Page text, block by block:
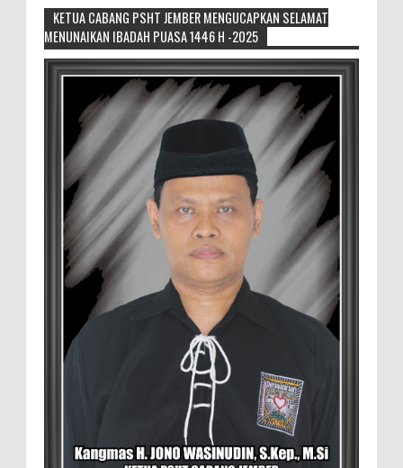
Sikapi Overproduksi Panen Selada, Petani
Muda Hidroponik Ikuti Pelatihan
Manajemen Budidaya dan Tata Kelola
Pasar
Setelah Pelatihan Diwilayah Ambulu Foto Bersama
MEMOPOS.co.id, Jember - Trend pertanian urban saat ini
menjadi pilihan generasi muda untuk ...
Sambut penilaian Akreditasi
RSD.dr.Soebandi Bagikan Sembako Kepada
Warga Sekitar
Suasana ceriah terlihat di raut keluarga
besar RSD.dr.Soebandi Jember saat melakukan kegiatan
rutin senam pagi, setelah senam dilanjutkan pe...
Pemilik Lahan Safi'i Dilaporkan Pencurian
dan Pengrusakan
Didampingi Kuasa Hukum Safi'i Datangi
Polres Jember MEMOPOS.vo.id, Jember -
Safi'i (76) warga Kreyongan, Kelurahan Patrang,
KETUA CABANG PSHT JEMBER MENGUCAPKAN SELAMAT
MENUNAIKAN IBADAH PUASA 1446 H -2025